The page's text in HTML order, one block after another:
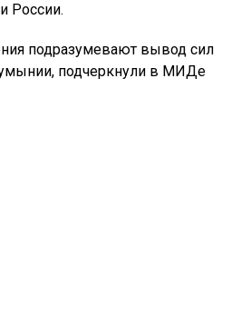
России.
подразумевают вывод сил
подчеркнули в МИДе